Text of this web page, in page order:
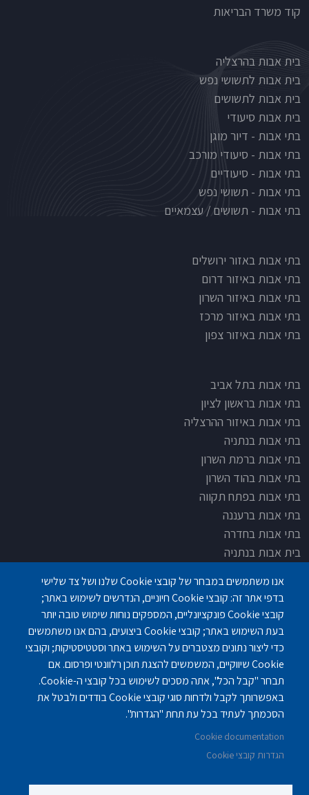
קוד משרד הבריאות
Nursinghouse type
בית אבות בהרצליה
בית אבות לתשושי נפש
בית אבות לתשושים
בית אבות סיעודי
בתי אבות - דיור מוגן
בתי אבות - סיעודי מורכב
בתי אבות - סיעודיים
בתי אבות - תשושי נפש
בתי אבות - תשושים / עצמאיים
בתי אבות לפי אזורים
בתי אבות באזור ירושלים
בתי אבות באיזור דרום
בתי אבות באיזור השרון
בתי אבות באיזור מרכז
בתי אבות באיזור צפון
בתי אבות בתל אביב
בתי אבות בראשון לציון
בתי אבות באיזור ההרצליה
בתי אבות בנתניה
בתי אבות ברמת השרון
בתי אבות בהוד השרון
בתי אבות בפתח תקווה
בתי אבות ברעננה
בתי אבות בחדרה
בית אבות בנתניה
בית אבות בפתח תקוה
בית בלב כפר סבא
בית אבות בחיפה
פנחס לבון 18 ,לב יסמין, קומה-2, נתניה
077-5420695
אנו משתמשים במבחר של קובצי Cookie שלנו ושל צד שלישי
בדפי אתר זה: קובצי Cookie חיוניים, הנדרשים לשימוש באתר;
קובצי Cookie פונקציונליים, המספקים נוחות שימוש טובה יותר
בעת השימוש באתר; קובצי Cookie ביצועים, בהם אנו משתמשים
כדי ליצור נתונים מצטברים על השימוש באתר וסטטיסטיקות; וקובצי
Cookie שיווקיים, המשמשים להצגת תוכן רלוונטי ופרסום. אם
תבחר "קבל הכל", אתה מסכים לשימוש בכל קובצי ה-Cookie.
באפשרותך לקבל ולדחות סוגי קובצי Cookie בודדים ולבטל את
הסכמתך לעתיד בכל עת תחת "הגדרות".
Cookie documentation
הגדרות קובצי Cookie